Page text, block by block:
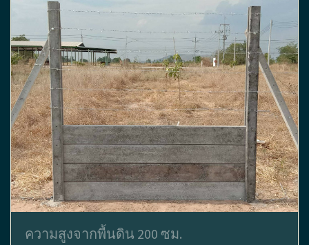
ความสูงจากพื้นดิน 200 ซม.